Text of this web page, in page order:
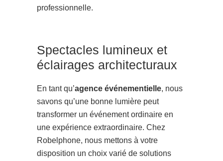
professionnelle.
Spectacles lumineux et
éclairages architecturaux
En tant qu’agence événementielle, nous
savons qu’une bonne lumière peut
transformer un événement ordinaire en
une expérience extraordinaire. Chez
Robelphone, nous mettons à votre
disposition un choix varié de solutions